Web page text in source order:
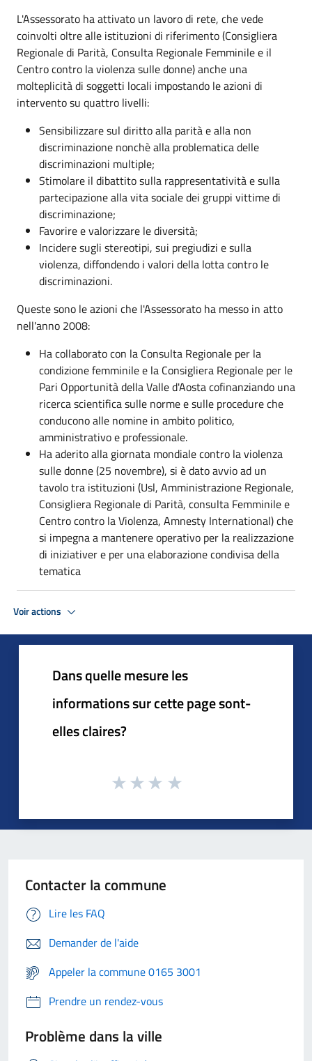
L'Assessorato ha attivato un lavoro di rete, che vede
coinvolti oltre alle istituzioni di riferimento (Consigliera
Regionale di Parità, Consulta Regionale Femminile e il
Centro contro la violenza sulle donne) anche una
molteplicità di soggetti locali impostando le azioni di
intervento su quattro livelli:
Sensibilizzare sul diritto alla parità e alla non
discriminazione nonchè alla problematica delle
discriminazioni multiple;
Stimolare il dibattito sulla rappresentatività e sulla
partecipazione alla vita sociale dei gruppi vittime di
discriminazione;
Favorire e valorizzare le diversità;
Incidere sugli stereotipi, sui pregiudizi e sulla
violenza, diffondendo i valori della lotta contro le
discriminazioni.
Queste sono le azioni che l'Assessorato ha messo in atto
nell'anno 2008:
Ha collaborato con la Consulta Regionale per la
condizione femminile e la Consigliera Regionale per le
Pari Opportunità della Valle d'Aosta cofinanziando una
ricerca scientifica sulle norme e sulle procedure che
conducono alle nomine in ambito politico,
amministrativo e professionale.
Ha aderito alla giornata mondiale contro la violenza
sulle donne (25 novembre), si è dato avvio ad un
tavolo tra istituzioni (Usl, Amministrazione Regionale,
Consigliera Regionale di Parità, consulta Femminile e
Centro contro la Violenza, Amnesty International) che
si impegna a mantenere operativo per la realizzazione
di iniziativer e per una elaborazione condivisa della
tematica
Voir actions
Dans quelle mesure les
informations sur cette page sont-
elles claires?
Contacter la commune
Lire les FAQ
Demander de l'aide
Appeler la commune 0165 3001
Prendre un rendez-vous
Problème dans la ville